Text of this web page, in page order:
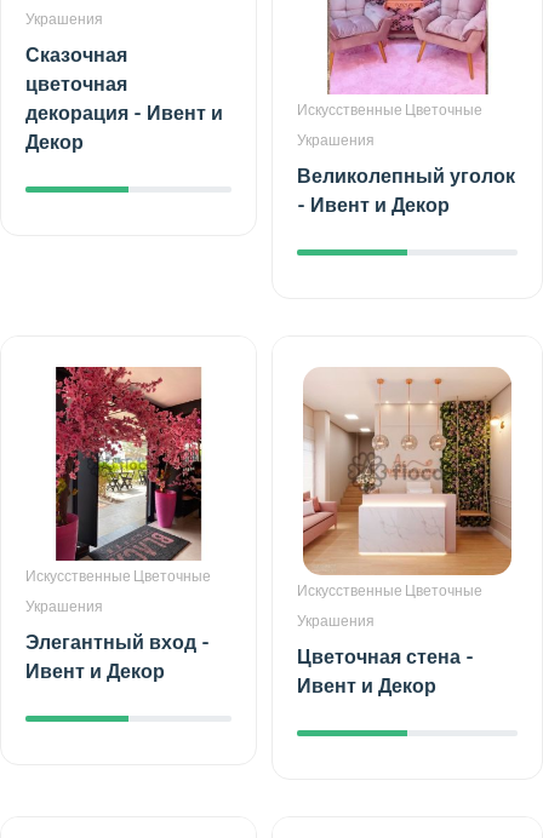
Украшения
Сказочная
цветочная
декорация - Ивент и
Декор
Искусственные Цветочные
Украшения
Великолепный уголок
- Ивент и Декор
Искусственные Цветочные
Украшения
Элегантный вход -
Ивент и Декор
Искусственные Цветочные
Украшения
Цветочная стена -
Ивент и Декор